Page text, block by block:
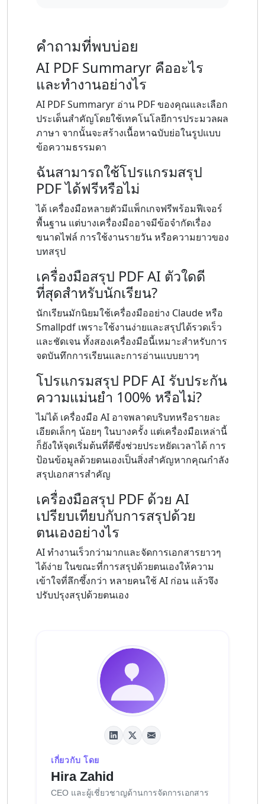
คำถามที่พบบ่อย
AI PDF Summaryr คืออะไร
และทำงานอย่างไร
AI PDF Summaryr อ่าน PDF ของคุณและเลือก
ประเด็นสำคัญโดยใช้เทคโนโลยีการประมวลผล
ภาษา จากนั้นจะสร้างเนื้อหาฉบับย่อในรูปแบบ
ข้อความธรรมดา
ฉันสามารถใช้โปรแกรมสรุป
PDF ได้ฟรีหรือไม่
ได้ เครื่องมือหลายตัวมีแพ็กเกจฟรีพร้อมฟีเจอร์
พื้นฐาน แต่บางเครื่องมืออาจมีข้อจำกัดเรื่อง
ขนาดไฟล์ การใช้งานรายวัน หรือความยาวของ
บทสรุป
เครื่องมือสรุป PDF AI ตัวใดดี
ที่สุดสำหรับนักเรียน?
นักเรียนมักนิยมใช้เครื่องมืออย่าง Claude หรือ
Smallpdf เพราะใช้งานง่ายและสรุปได้รวดเร็ว
และชัดเจน ทั้งสองเครื่องมือนี้เหมาะสำหรับการ
จดบันทึกการเรียนและการอ่านแบบยาวๆ
โปรแกรมสรุป PDF AI รับประกัน
ความแม่นยำ 100% หรือไม่?
ไม่ได้ เครื่องมือ AI อาจพลาดบริบทหรือรายละ
เอียดเล็กๆ น้อยๆ ในบางครั้ง แต่เครื่องมือเหล่านี้
ก็ยังให้จุดเริ่มต้นที่ดีซึ่งช่วยประหยัดเวลาได้ การ
ป้อนข้อมูลด้วยตนเองเป็นสิ่งสำคัญหากคุณกำลัง
สรุปเอกสารสำคัญ
เครื่องมือสรุป PDF ด้วย AI
เปรียบเทียบกับการสรุปด้วย
ตนเองอย่างไร
AI ทำงานเร็วกว่ามากและจัดการเอกสารยาวๆ
ได้ง่าย ในขณะที่การสรุปด้วยตนเองให้ความ
เข้าใจที่ลึกซึ้งกว่า หลายคนใช้ AI ก่อน แล้วจึง
ปรับปรุงสรุปด้วยตนเอง
เกี่ยวกับ โดย
Hira Zahid
CEO และผู้เชี่ยวชาญด้านการจัดการเอกสาร